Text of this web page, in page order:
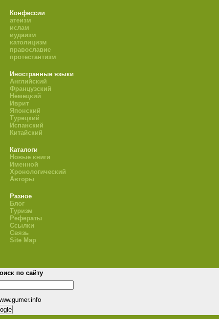
Конфессии
атеизм
ислам
иудаизм
католицизм
православие
протестантизм
Иностранные языки
Английский
Французский
Немецкий
Иврит
Японский
Турецкий
Испанский
Китайский
Каталоги
Новые книги
Именной
Хронологический
Авторы
Разное
Блог
Туризм
Рефераты
Ссылки
Связь
Site Map
по сайту